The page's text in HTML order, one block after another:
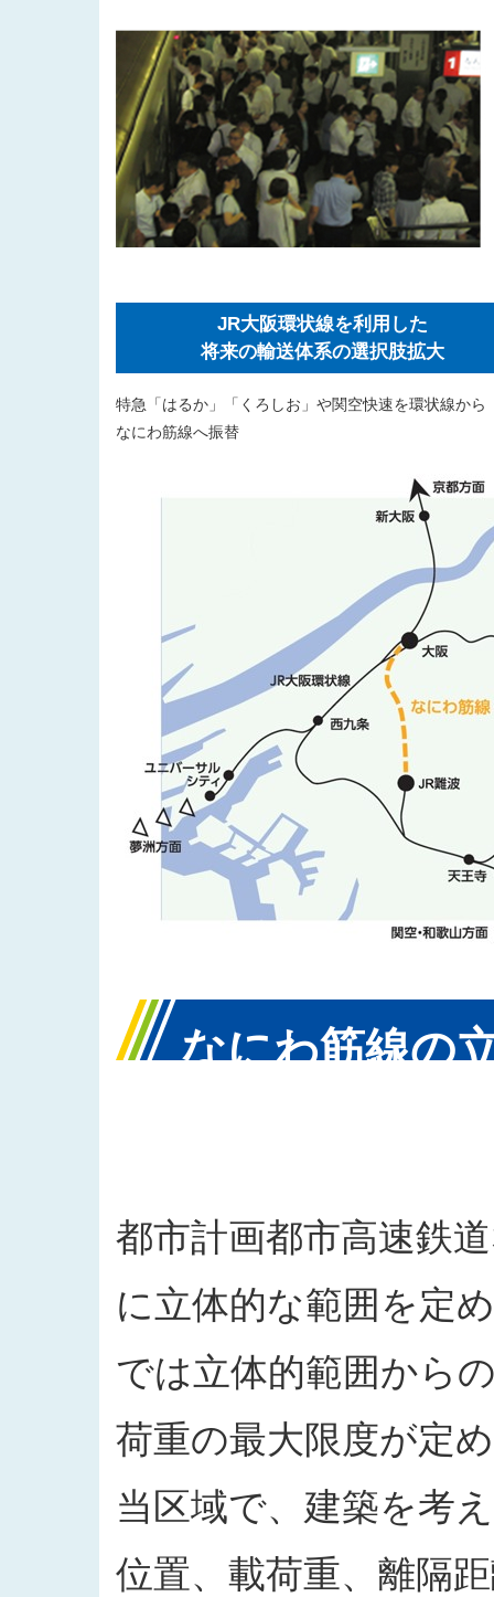
JR大阪環状線を利用した
将来の輸送体系の選択肢拡大
特急「はるか」「くろしお」や関空快速を環状線から
なにわ筋線へ振替
なにわ筋線の
都市計画都市高速鉄
に立体的な範囲を定
では立体的範囲から
荷重の最大限度が定
当区域で、建築を考
位置、載荷重、離隔